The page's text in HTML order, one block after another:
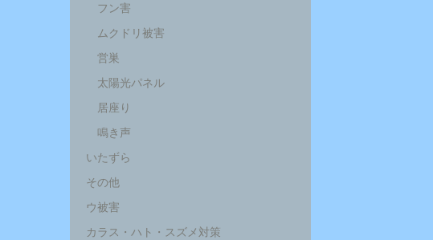
フン害
ムクドリ被害
営巣
太陽光パネル
居座り
鳴き声
いたずら
その他
ウ被害
カラス・ハト・スズメ対策